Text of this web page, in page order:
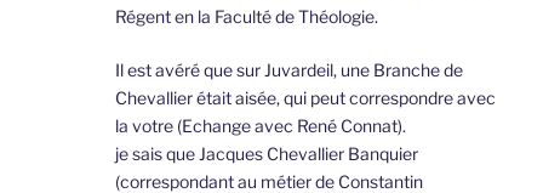
Régent en la Faculté de Théologie.
Il est avéré que sur Juvardeil, une Branche de
Chevallier était aisée, qui peut correspondre avec
la votre (Echange avec René Connat).
je sais que Jacques Chevallier Banquier
(correspondant au métier de Constantin